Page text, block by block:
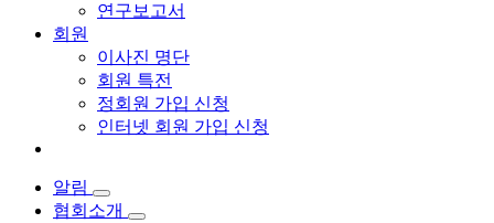
연구보고서
회원
이사진 명단
회원 특전
정회원 가입 신청
인터넷 회원 가입 신청
알림
협회소개